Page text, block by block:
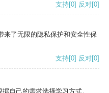
支持[0] 反对[0]
来了无限的隐私保护和安全性保
支持[0] 反对[0]
自己的需求选择学习方式。